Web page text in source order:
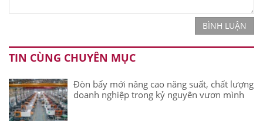
BÌNH LUẬN
TIN CÙNG CHUYÊN MỤC
Đòn bẩy mới nâng cao năng suất, chất lượng
doanh nghiệp trong kỷ nguyên vươn mình